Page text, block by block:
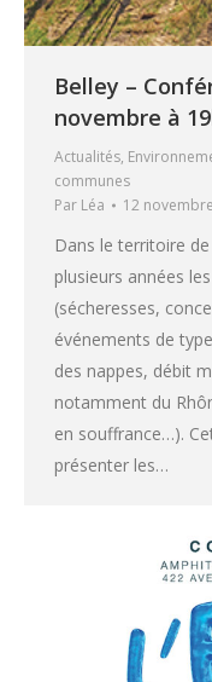
Belley –
novembre à
Actualités,
communes
Par Léa 12
Dans le territoire
plusieurs années
(sécheresses,
événements de
des nappes, débit
notamment du
en souffrance…).
présenter les…